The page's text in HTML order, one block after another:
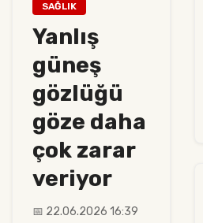
SAĞLIK
Yanlış
güneş
gözlüğü
göze daha
çok zarar
veriyor
📅 22.06.2026 16:39